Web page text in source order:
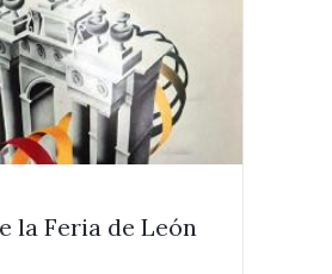
la Feria de León